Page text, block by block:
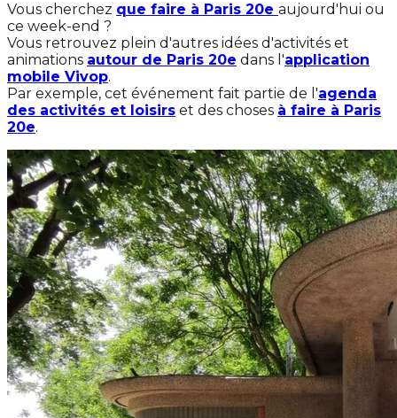
Vous cherchez que faire à Paris 20e aujourd'hui ou
ce week-end ?
Vous retrouvez plein d'autres idées d'activités et
animations autour de Paris 20e dans l'application
mobile Vivop.
Par exemple, cet événement fait partie de l'agenda
des activités et loisirs et des choses à faire à Paris
20e.